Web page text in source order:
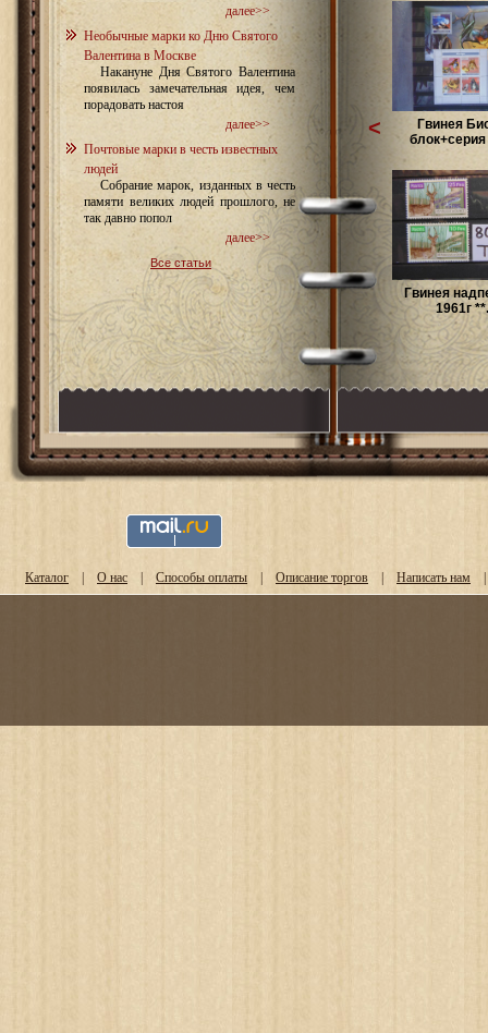
далее>>
Необычные марки ко Дню Святого
Валентина в Москве
Накануне Дня Святого Валентина
появилась замечательная идея, чем
порадовать настоя
далее>>
Почтовые марки в честь известных
людей
Собрание марок, изданных в честь
памяти великих людей прошлого, не
так давно попол
далее>>
Все статьи
Гвинея
блок+серия
Гвинея
1961г
<
Каталог | О нас | Способы оплаты | Описание торгов | Написать нам |